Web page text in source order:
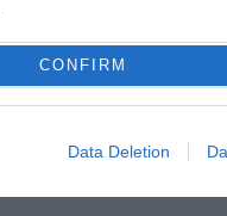
CONFIRM
Data Deletion